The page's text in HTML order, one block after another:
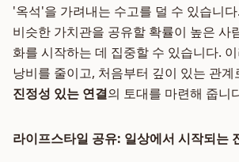
'옥석'을 가려내는 수고를 덜 수 있습니
비슷한 가치관을 공유할 확률이 높은 사
화를 시작하는 데 집중할 수 있습니다.
낭비를 줄이고, 처음부터 깊이 있는 관계
진정성 있는 연결의 토대를 마련해 줍니
라이프스타일 공유: 일상에서 시작되는